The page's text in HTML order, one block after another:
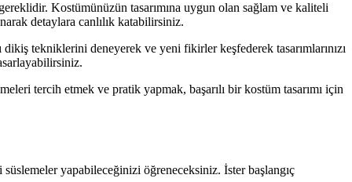
Kostümünüzün tasarımına uygun olan sağlam ve kaliteli
detaylara canlılık katabilirsiniz.
tekniklerini deneyerek ve yeni fikirler keşfederek tasarımlarınızı
tercih etmek ve pratik yapmak, başarılı bir kostüm tasarımı için
yapabileceğinizi öğreneceksiniz. İster başlangıç